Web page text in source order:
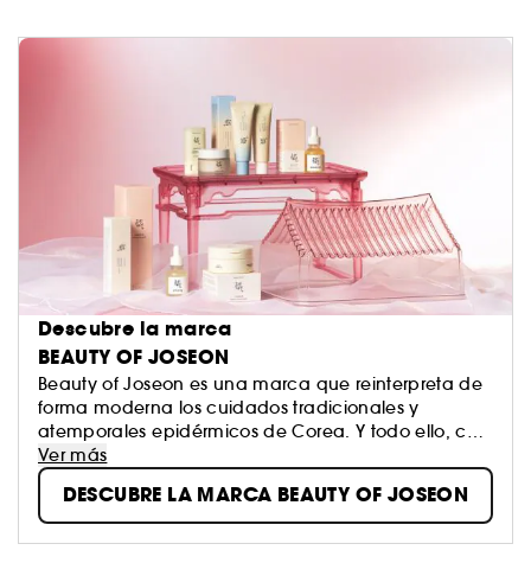
Descubre la marca
BEAUTY OF JOSEON
Beauty of Joseon es una marca que reinterpreta de
forma moderna los cuidados tradicionales y
atemporales epidérmicos de Corea. Y todo ello, con
ingredientes naturales. Combina los poderes de
Hanbang (la medicina tradicional coreana a partir
de plantas) con ingredientes eficaces y modernos
para crear productos que subliman la piel, mejoran
su salud y aumentan su brillo.
Ver más
DESCUBRE LA MARCA BEAUTY OF JOSEON